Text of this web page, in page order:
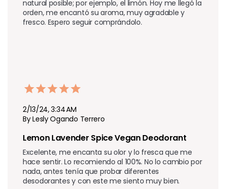
natural posible; por ejemplo, el limón. Hoy me llegó la
orden, me encantó su aroma, muy agradable y
fresco. Espero seguir comprándolo.
2/13/24, 3:34 AM
By Lesly Ogando Terrero
Lemon Lavender Spice Vegan Deodorant
Excelente, me encanta su olor y lo fresca que me
hace sentir. Lo recomiendo al 100%. No lo cambio por
nada, antes tenía que probar diferentes
desodorantes y con este me siento muy bien.